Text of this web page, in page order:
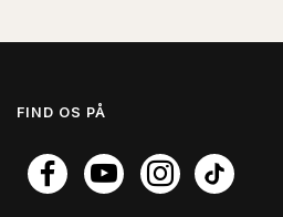
FIND OS PÅ